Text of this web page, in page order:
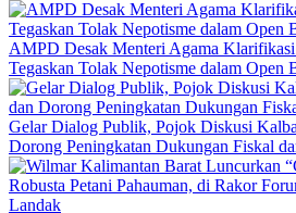
AMPD Desak Menteri Agama Klarifikasi
Tegaskan Tolak Nepotisme dalam Open
Gelar Dialog Publik, Pojok Diskusi
Dorong Peningkatan Dukungan Fiskal